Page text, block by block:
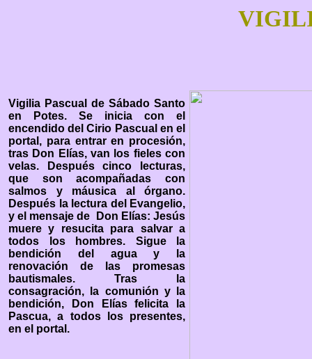
Vigilia Pascual de Sábado Santo
en Potes. Se inicia con el
encendido del Cirio Pascual en el
portal, para entrar en procesión,
tras Don Elías, van los fieles con
velas. Después cinco lecturas,
que son acompañadas con
salmos y máusica al órgano.
Después la lectura del Evangelio,
y el mensaje de Don Elías: Jesús
muere y resucita para salvar a
todos los hombres. Sigue la
bendición del agua y la
renovación de las promesas
bautismales. Tras la
consagración, la comunión y la
bendición, Don Elías felicita la
Pascua, a todos los presentes,
en el portal.